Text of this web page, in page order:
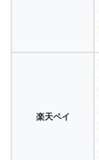
楽天ペイ